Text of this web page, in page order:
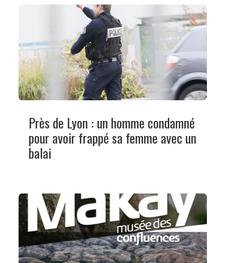
Près de Lyon : un homme condamné
pour avoir frappé sa femme avec un
balai